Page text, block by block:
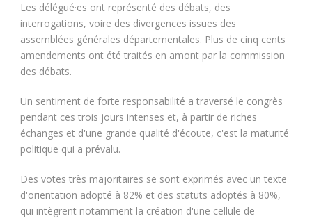
Les délégué·es ont représenté des débats, des
interrogations, voire des divergences issues des
assemblées générales départementales. Plus de cinq cents
amendements ont été traités en amont par la commission
des débats.
Un sentiment de forte responsabilité a traversé le congrès
pendant ces trois jours intenses et, à partir de riches
échanges et d'une grande qualité d'écoute, c'est la maturité
politique qui a prévalu.
Des votes très majoritaires se sont exprimés avec un texte
d'orientation adopté à 82% et des statuts adoptés à 80%,
qui intègrent notamment la création d'une cellule de